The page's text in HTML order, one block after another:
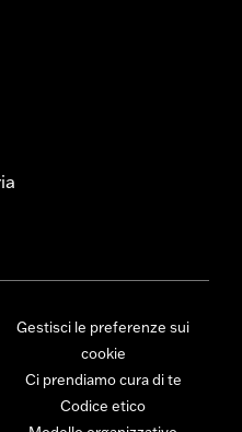
Gestisci le preferenze sui
cookie
Ci prendiamo cura di te
Codice etico